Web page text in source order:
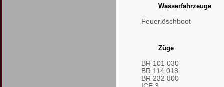
Wasserfahrzeuge
Feuerlöschboot
Züge
BR 101 030
BR 114 018
BR 232 800